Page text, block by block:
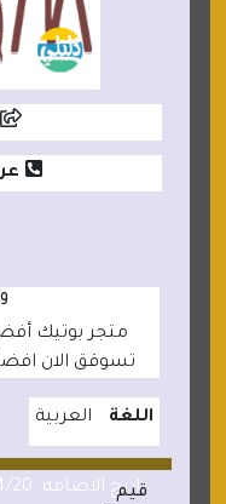
متجر بوتيك
تسوقق الان
اللغة العربية
تاريخ الاضافة: 2025/04/20
قيم